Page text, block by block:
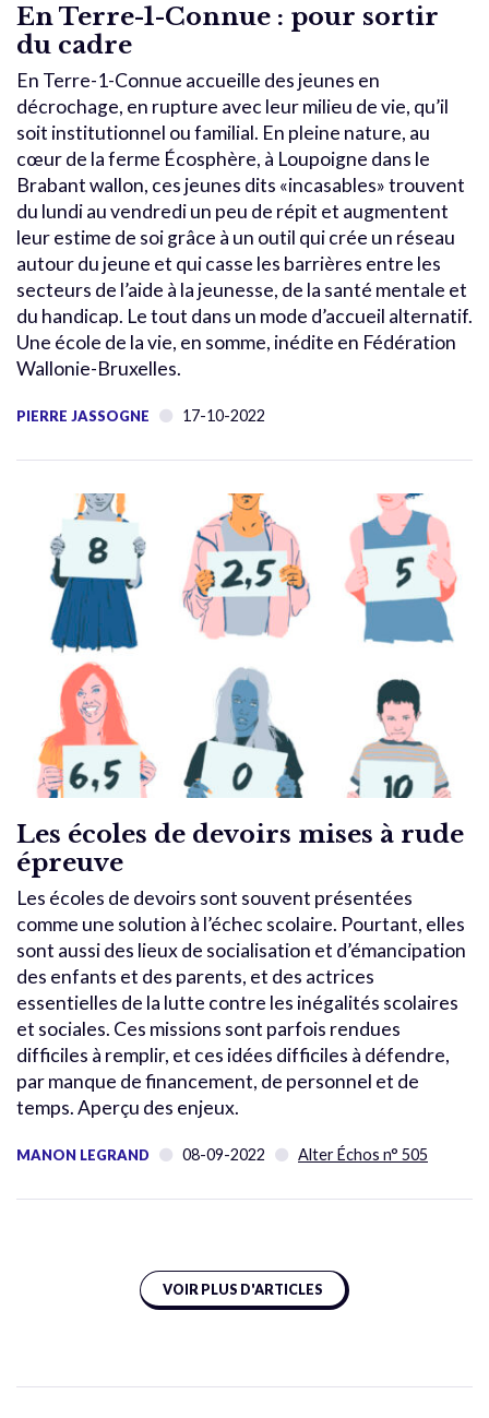
En Terre-1-Connue : pour sortir
du cadre
En Terre-1-Connue accueille des jeunes en
décrochage, en rupture avec leur milieu de vie, qu’il
soit institutionnel ou familial. En pleine nature, au
cœur de la ferme Écosphère, à Loupoigne dans le
Brabant wallon, ces jeunes dits «incasables» trouvent
du lundi au vendredi un peu de répit et augmentent
leur estime de soi grâce à un outil qui crée un réseau
autour du jeune et qui casse les barrières entre les
secteurs de l’aide à la jeunesse, de la santé mentale et
du handicap. Le tout dans un mode d’accueil alternatif.
Une école de la vie, en somme, inédite en Fédération
Wallonie-Bruxelles.
PIERRE JASSOGNE 17-10-2022
Les écoles de devoirs mises à rude
épreuve
Les écoles de devoirs sont souvent présentées
comme une solution à l’échec scolaire. Pourtant, elles
sont aussi des lieux de socialisation et d’émancipation
des enfants et des parents, et des actrices
essentielles de la lutte contre les inégalités scolaires
et sociales. Ces missions sont parfois rendues
difficiles à remplir, et ces idées difficiles à défendre,
par manque de financement, de personnel et de
temps. Aperçu des enjeux.
MANON LEGRAND 08-09-2022 Alter Échos n° 505
VOIR PLUS D'ARTICLES